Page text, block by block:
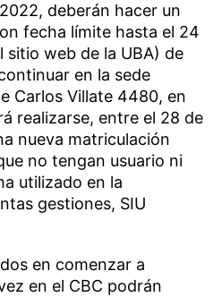
deberán hacer un
fecha límite hasta el 24
sitio web de la UBA) de
en la sede
Carlos Villate 4480, en
realizarse, entre el 28 de
nueva matriculación
no tengan usuario ni
utilizado en la
gestiones, SIU
en comenzar a
en el CBC podrán